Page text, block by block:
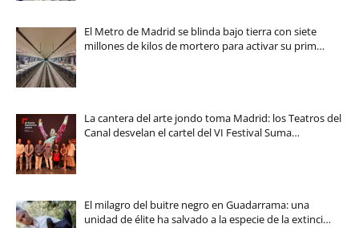
El Metro de Madrid se blinda bajo tierra con siete
millones de kilos de mortero para activar su prim…
La cantera del arte jondo toma Madrid: los Teatros del
Canal desvelan el cartel del VI Festival Suma…
El milagro del buitre negro en Guadarrama: una
unidad de élite ha salvado a la especie de la extinci…